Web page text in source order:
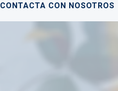
CONTACTA CON NOSOTROS